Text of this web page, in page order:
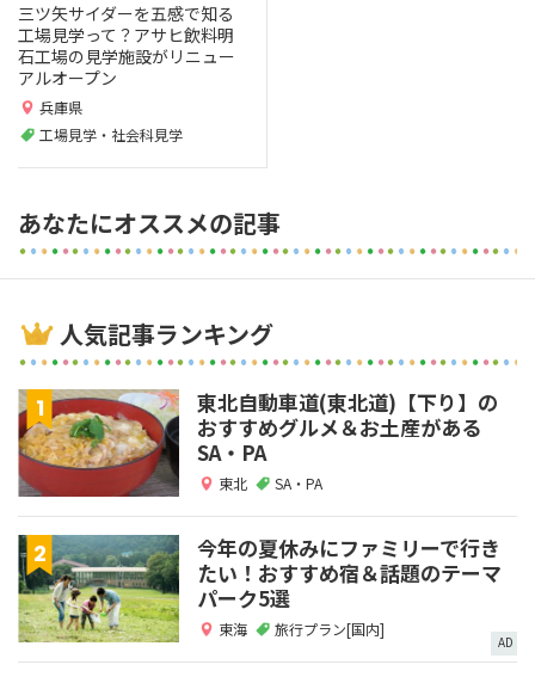
三ツ矢サイダーを五感で知る
工場見学って？アサヒ飲料明
石工場の見学施設がリニュー
アルオープン
兵庫県
工場見学・社会科見学
あなたにオススメの記事
人気記事ランキング
東北自動車道(東北道)【下り】の
おすすめグルメ＆お土産がある
SA・PA
東北 SA・PA
今年の夏休みにファミリーで行き
たい！おすすめ宿＆話題のテーマ
パーク5選
東海 旅行プラン[国内]
AD